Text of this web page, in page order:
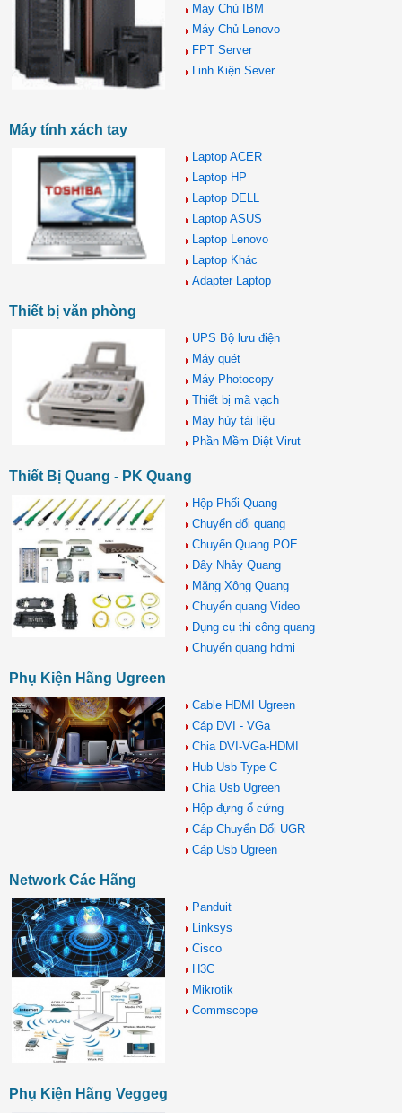
Máy Chủ IBM
Máy Chủ Lenovo
FPT Server
Linh Kiện Sever
Máy tính xách tay
Laptop ACER
Laptop HP
Laptop DELL
Laptop ASUS
Laptop Lenovo
Laptop Khác
Adapter Laptop
Thiết bị văn phòng
UPS Bộ lưu điện
Máy quét
Máy Photocopy
Thiết bị mã vạch
Máy hủy tài liệu
Phần Mềm Diệt Virut
Thiết Bị Quang - PK Quang
Hộp Phối Quang
Chuyển đổi quang
Chuyển Quang POE
Dây Nhảy Quang
Măng Xông Quang
Chuyển quang Video
Dụng cụ thi công quang
Chuyển quang hdmi
Phụ Kiện Hãng Ugreen
Cable HDMI Ugreen
Cáp DVI - VGa
Chia DVI-VGa-HDMI
Hub Usb Type C
Chia Usb Ugreen
Hộp đựng ổ cứng
Cáp Chuyển Đổi UGR
Cáp Usb Ugreen
Network Các Hãng
Panduit
Linksys
Cisco
H3C
Mikrotik
Commscope
Phụ Kiện Hãng Veggeg